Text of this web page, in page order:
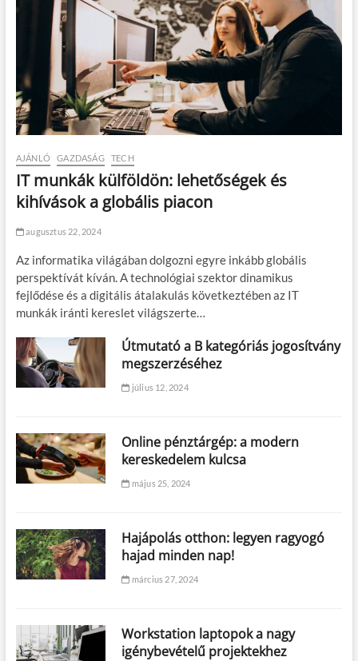
AJÁNLÓ GAZDASÁG TECH
IT munkák külföldön: lehetőségek és
kihívások a globális piacon
augusztus 22, 2024
Az informatika világában dolgozni egyre inkább globális
perspektívát kíván. A technológiai szektor dinamikus
fejlődése és a digitális átalakulás következtében az IT
munkák iránti kereslet világszerte…
Útmutató a B kategóriás jogosítvány
megszerzéséhez
július 12, 2024
Online pénztárgép: a modern
kereskedelem kulcsa
május 25, 2024
Hajápolás otthon: legyen ragyogó
hajad minden nap!
március 27, 2024
Workstation laptopok a nagy
igénybevételű projektekhez